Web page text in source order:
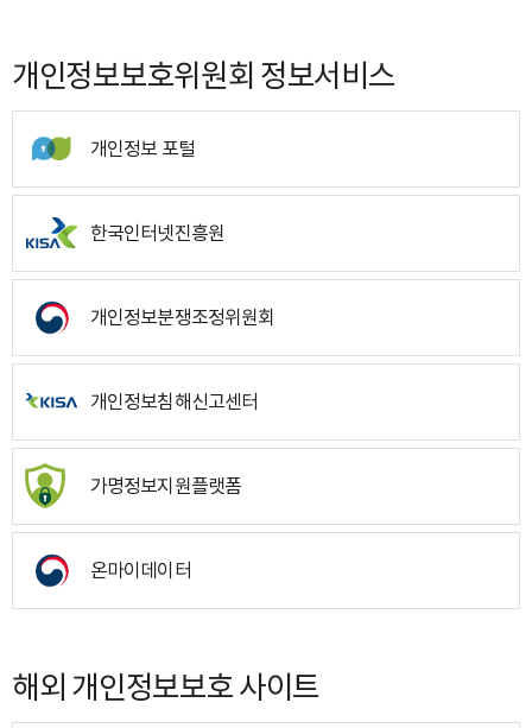
개인정보보호위원회 정보서비스
개인정보 포털
한국인터넷진흥원
개인정보분쟁조정위원회
개인정보침해신고센터
가명정보지원플랫폼
온마이데이터
해외 개인정보보호 사이트